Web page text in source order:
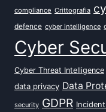
compliance Crittografia
defence cyber intelligence
Cyber
Cyber Threat Intelligence
data privacy Data
security GDPR